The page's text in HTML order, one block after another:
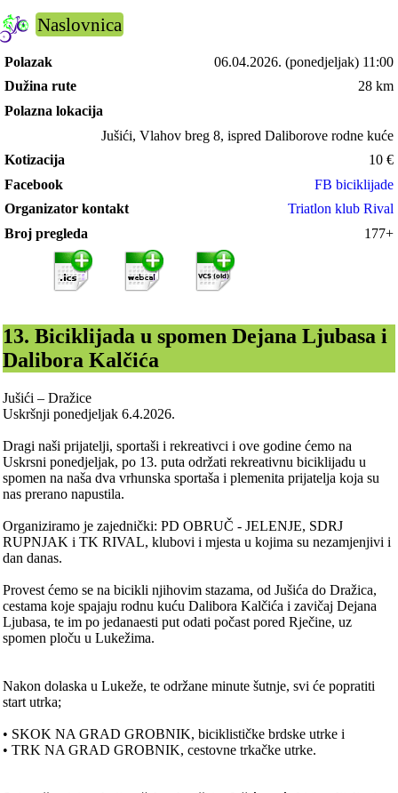
Naslovnica
Polazak 06.04.2026. (ponedjeljak) 11:00
Dužina rute
28 km
Polazna lokacija
Jušići, Vlahov breg 8, ispred Daliborove rodne kuće
Kotizacija
10 €
Facebook
FB biciklijade
Organizator kontakt
Triatlon klub Rival
Broj pregleda
177+
13. Biciklijada u spomen Dejana Ljubasa i
Dalibora Kalčića
Jušići – Dražice
Uskršnji ponedjeljak 6.4.2026.
Dragi naši prijatelji, sportaši i rekreativci i ove godine ćemo na
Uskrsni ponedjeljak, po 13. puta održati rekreativnu biciklijadu u
spomen na naša dva vrhunska sportaša i plemenita prijatelja koja su
nas prerano napustila.
Organiziramo je zajednički: PD OBRUČ - JELENJE, SDRJ
RUPNJAK i TK RIVAL, klubovi i mjesta u kojima su nezamjenjivi i
dan danas.
Provest ćemo se na bicikli njihovim stazama, od Jušića do Dražica,
cestama koje spajaju rodnu kuću Dalibora Kalčića i zavičaj Dejana
Ljubasa, te im po jedanaesti put odati počast pored Rječine, uz
spomen ploču u Lukežima.
Nakon dolaska u Lukeže, te održane minute šutnje, svi će popratiti
start utrka;
• SKOK NA GRAD GROBNIK, biciklističke brdske utrke i
• TRK NA GRAD GROBNIK, cestovne trkačke utrke.